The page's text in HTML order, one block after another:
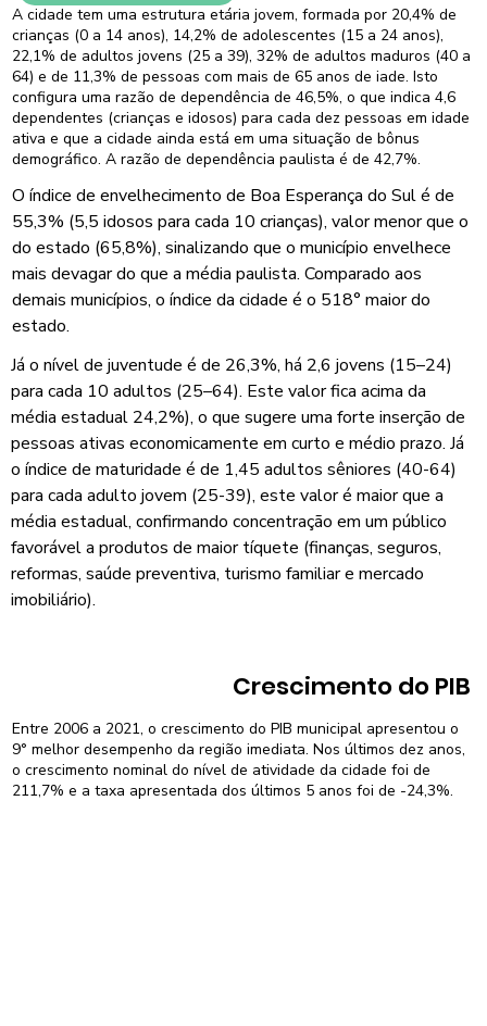
A cidade tem uma estrutura etária jovem, formada por 20,4% de
crianças (0 a 14 anos), 14,2% de adolescentes (15 a 24 anos),
22,1% de adultos jovens (25 a 39), 32% de adultos maduros (40 a
64) e de 11,3% de pessoas com mais de 65 anos de iade. Isto
configura uma razão de dependência de 46,5%, o que indica 4,6
dependentes (crianças e idosos) para cada dez pessoas em idade
ativa e que a cidade ainda está em uma situação de bônus
demográfico. A razão de dependência paulista é de 42,7%.
O índice de envelhecimento de Boa Esperança do Sul é de
55,3% (5,5 idosos para cada 10 crianças), valor menor que o
do estado (65,8%), sinalizando que o município envelhece
mais devagar do que a média paulista. Comparado aos
demais municípios, o índice da cidade é o 518° maior do
estado.
Já o nível de juventude é de 26,3%, há 2,6 jovens (15–24)
para cada 10 adultos (25–64). Este valor fica acima da
média estadual 24,2%), o que sugere uma forte inserção de
pessoas ativas economicamente em curto e médio prazo. Já
o índice de maturidade é de 1,45 adultos sêniores (40-64)
para cada adulto jovem (25-39), este valor é maior que a
média estadual, confirmando concentração em um público
favorável a produtos de maior tíquete (finanças, seguros,
reformas, saúde preventiva, turismo familiar e mercado
imobiliário).
Crescimento do PIB
Entre 2006 a 2021, o crescimento do PIB municipal apresentou o
9° melhor desempenho da região imediata. Nos últimos dez anos,
o crescimento nominal do nível de atividade da cidade foi de
211,7% e a taxa apresentada dos últimos 5 anos foi de -24,3%.